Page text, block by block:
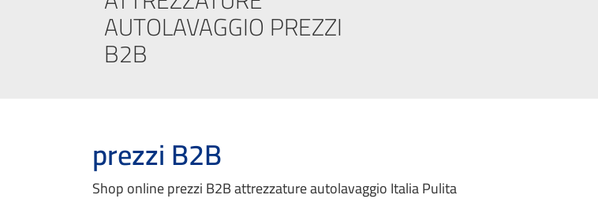
AUTOLAVAGGIO PREZZI
B2B
prezzi B2B
Shop online prezzi B2B attrezzature autolavaggio Italia Pulita